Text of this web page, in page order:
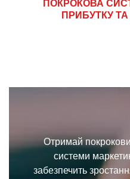
ПОКРОКОВА
ПРИБУТКУ
Отримай
системи
забезпечить